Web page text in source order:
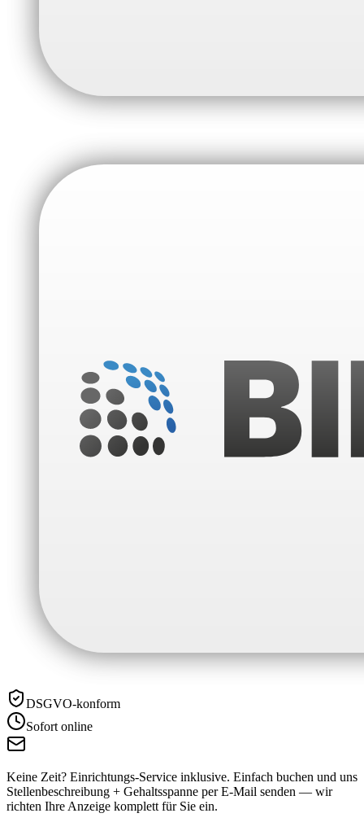
DSGVO-konform
Sofort online
Keine Zeit? Einrichtungs-Service inklusive. Einfach buchen und uns
Stellenbeschreibung + Gehaltsspanne per E-Mail senden — wir
richten Ihre Anzeige komplett für Sie ein.